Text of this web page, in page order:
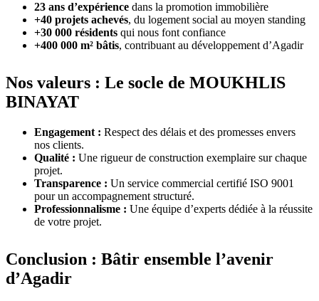
23 ans d’expérience dans la promotion immobilière
+40 projets achevés, du logement social au moyen standing
+30 000 résidents qui nous font confiance
+400 000 m² bâtis, contribuant au développement d’Agadir
Nos valeurs : Le socle de MOUKHLIS
BINAYAT
Engagement : Respect des délais et des promesses envers
nos clients.
Qualité : Une rigueur de construction exemplaire sur chaque
projet.
Transparence : Un service commercial certifié ISO 9001
pour un accompagnement structuré.
Professionnalisme : Une équipe d’experts dédiée à la réussite
de votre projet.
Conclusion : Bâtir ensemble l’avenir
d’Agadir